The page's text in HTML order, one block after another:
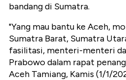
bandang di Sumatra.
"Yang mau bantu ke Aceh,
Sumatra Barat, Sumatra
fasilitasi, menteri-menteri
Prabowo dalam rapat
Aceh Tamiang, Kamis (1/1/